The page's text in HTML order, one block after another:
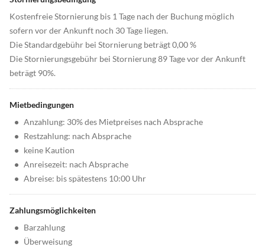
Kostenfreie Stornierung bis 1 Tage nach der Buchung möglich
sofern vor der Ankunft noch 30 Tage liegen.
Die Standardgebühr bei Stornierung beträgt 0,00 %
Die Stornierungsgebühr bei Stornierung 89 Tage vor der Ankunft
beträgt 90%.
Mietbedingungen
• Anzahlung: 30% des Mietpreises nach Absprache
• Restzahlung: nach Absprache
• keine Kaution
• Anreisezeit: nach Absprache
• Abreise: bis spätestens 10:00 Uhr
Zahlungsmöglichkeiten
• Barzahlung
• Überweisung